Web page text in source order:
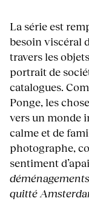
La série est
besoin viscéral
travers les
portrait de
catalogues.
Ponge, les
vers un monde
calme et de
photographe,
sentiment
quitté